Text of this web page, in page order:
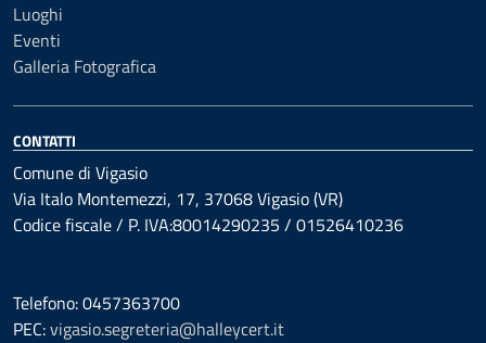
Luoghi
Eventi
Galleria Fotografica
CONTATTI
Comune di Vigasio
Via Italo Montemezzi, 17, 37068 Vigasio (VR)
Codice fiscale / P. IVA:80014290235 / 01526410236
Telefono: 0457363700
PEC:vigasio.segreteria@halleycert.it